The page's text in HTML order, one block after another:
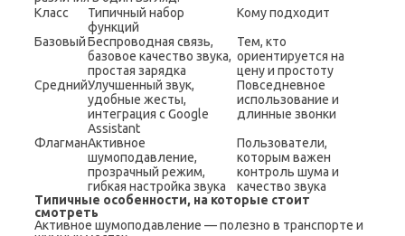
Класс
Типичный набор
функций
Кому подходит
БазовыйБеспроводная связь,
базовое качество звука,
простая зарядка
Тем, кто
ориентируется на
цену и простоту
СреднийУлучшенный звук,
удобные жесты,
интеграция с Google
Assistant
Повседневное
использование и
длинные звонки
ФлагманАктивное
шумоподавление,
прозрачный режим,
гибкая настройка звука
Пользователи,
которым важен
контроль шума и
качество звука
Типичные особенности, на которые стоит
смотреть
Активное шумоподавление — полезно в транспорте и